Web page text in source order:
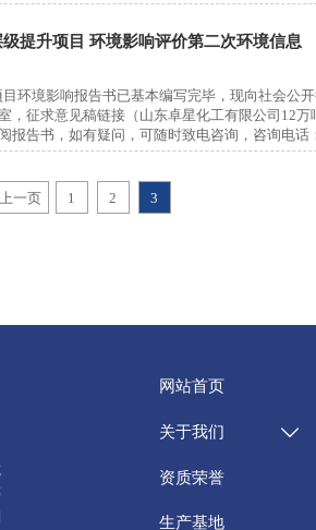
提升项目 环境影响评价第二次环境信息
环境影响报告书已基本编写完毕，现向社会公
征求意见稿链接（山东卓星化工有限公司12
告书，如有疑问，可随时致电咨询，咨询电话
上一页 1 2 3
网站首页
关于我们 
资质荣誉
生产基地